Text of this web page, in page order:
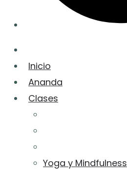
Inicio
Ananda
Clases
Yoga y Mindfulness